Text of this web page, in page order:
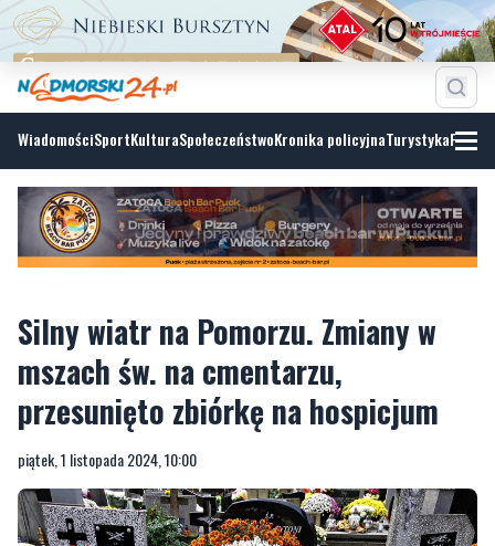
WiadomościSportKulturaSpołeczeństwoKronika policyjnaTurystyka
Silny wiatr na Pomorzu. Zmiany w
przesunięto zbiórkę na hospicjum
piątek, 1 listopada 2024, 10:00